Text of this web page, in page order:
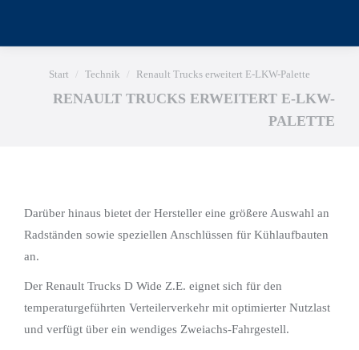
Sie befinden sich hier:
Start Technik Renault Trucks erweitert E-LKW-Palette
RENAULT TRUCKS ERWEITERT E-LKW-
PALETTE
Darüber hinaus bietet der Hersteller eine größere Auswahl an
Radständen sowie speziellen Anschlüssen für Kühlaufbauten
an.
Der Renault Trucks D Wide Z.E. eignet sich für den
temperaturgeführten Verteilerverkehr mit optimierter Nutzlast
und verfügt über ein wendiges Zweiachs-Fahrgestell.